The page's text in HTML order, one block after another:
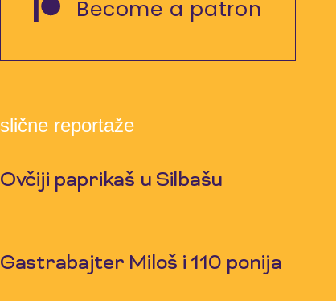
Become a patron
slične reportaže
Ovčiji paprikaš u Silbašu
Gastrabajter Miloš i 110 ponija